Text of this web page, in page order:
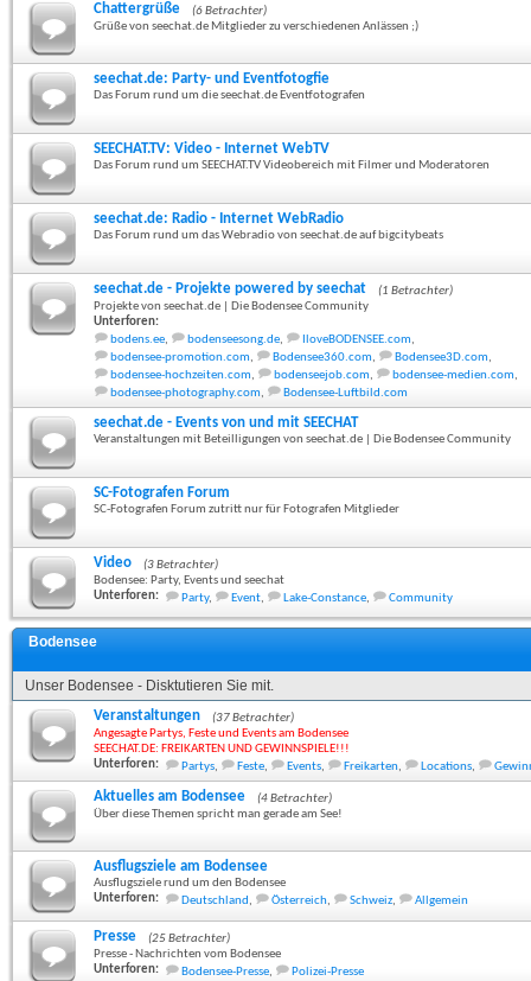
Chattergrüße
(6 Betrachter)
Grüße von seechat.de Mitglieder zu verschiedenen Anlässen ;)
seechat.de: Party- und Eventfotogfie
Das Forum rund um die seechat.de Eventfotografen
SEECHAT.TV: Video - Internet WebTV
Das Forum rund um SEECHAT.TV Videobereich mit Filmer und Moderatoren
seechat.de: Radio - Internet WebRadio
Das Forum rund um das Webradio von seechat.de auf bigcitybeats
seechat.de - Projekte powered by seechat
(1 Betrachter)
Projekte von seechat.de | Die Bodensee Community
Unterforen:
bodens.ee, bodenseesong.de, IloveBODENSEE.com,
bodensee-promotion.com, Bodensee360.com, Bodensee3D.com,
bodensee-hochzeiten.com, bodenseejob.com, bodensee-medien.com,
bodensee-photography.com, Bodensee-Luftbild.com
seechat.de - Events von und mit SEECHAT
Veranstaltungen mit Beteilligungen von seechat.de | Die Bodensee Community
SC-Fotografen Forum
SC-Fotografen Forum zutritt nur für Fotografen Mitglieder
Video
(3 Betrachter)
Bodensee: Party, Events und seechat
Unterforen:
Party, Event, Lake-Constance, Community
Bodensee
Unser Bodensee - Disktutieren Sie mit.
Veranstaltungen
(37 Betrachter)
Angesagte Partys, Feste und Events am Bodensee
SEECHAT.DE: FREIKARTEN UND GEWINNSPIELE!!!
Unterforen:
Partys, Feste, Events, Freikarten, Locations,
Aktuelles am Bodensee
(4 Betrachter)
Über diese Themen spricht man gerade am See!
Ausflugsziele am Bodensee
Ausflugsziele rund um den Bodensee
Unterforen:
Deutschland, Österreich, Schweiz, Allgemein
Presse
(25 Betrachter)
Presse - Nachrichten vom Bodensee
Unterforen:
Bodensee-Presse, Polizei-Presse